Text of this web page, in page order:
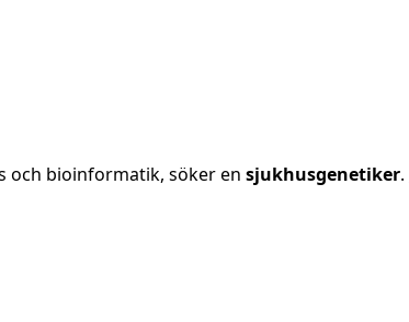
och bioinformatik, söker en sjukhusgenetiker.